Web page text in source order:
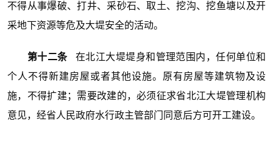
不得从事爆破、打井、采砂石、取土、挖沟、挖鱼塘以及开
采地下资源等危及大堤安全的活动。
第十二条 在北江大堤堤身和管理范围内，任何单位和
个人不得新建房屋或者其他设施。原有房屋等建筑物及设
施，不得扩建；需要改建的，必须征求省北江大堤管理机构
意见，经省人民政府水行政主管部门同意后方可开工建设。